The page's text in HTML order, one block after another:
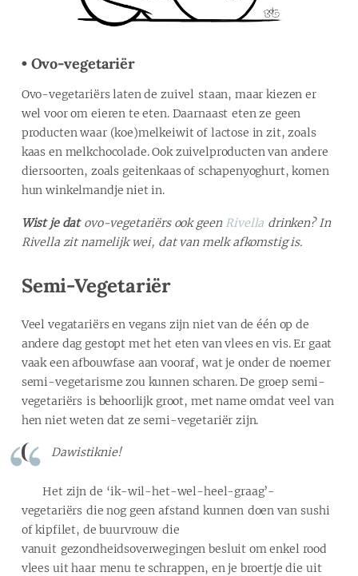
• Ovo-vegetariër
Ovo-vegetariërs laten de zuivel staan, maar kiezen er
wel voor om eieren te eten. Daarnaast eten ze geen
producten waar (koe)melkeiwit of lactose in zit, zoals
kaas en melkchocolade. Ook zuivelproducten van andere
diersoorten, zoals geitenkaas of schapenyoghurt, komen
hun winkelmandje niet in.
Wist je datovo-vegetariërs ook geen Rivella drinken? In
Rivella zit namelijk wei, dat van melk afkomstig is.
Semi-Vegetariër
Veel vegatariërs en vegans zijn niet van de één op de
andere dag gestopt met het eten van vlees en vis. Er gaat
vaak een afbouwfase aan vooraf, wat je onder de noemer
semi-vegetarisme zou kunnen scharen. De groep semi-
vegetariërs is behoorlijk groot, met name omdat veel van
hen niet weten dat ze semi-vegetariër zijn.
Dawistiknie!
Het zijn de ‘ik-wil-het-wel-heel-graag’-
vegetariërs die nog geen afstand kunnen doen van sushi
of kipfilet, de buurvrouw die
vanuit gezondheidsoverwegingen besluit om enkel rood
vlees uit haar menu te schrappen, en je broertje die uit